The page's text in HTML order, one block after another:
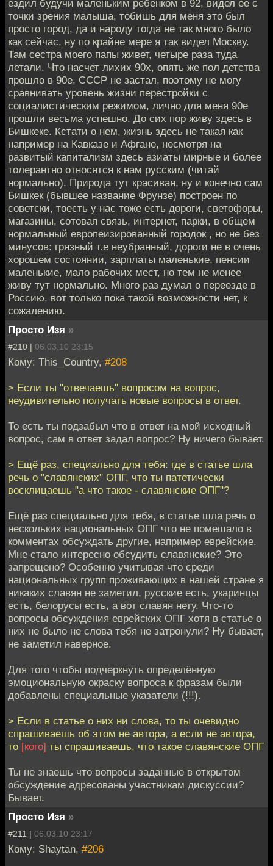
ездил будучи маленьким ребенком в 92, видел ее с
точки зрения малыша, тобишь для меня это был
просто город, да и народу тогда не так много было
как сейчас, ну по крайне мере я так видел Москву.
Там сестра моего папы живет, четыре раза туда
летали. Что насчет лихих 90х, опять же пол детства
прошло в 90е, СССР не застал, поэтому не могу
сравнивать уровень жизни перестройки с
социалистическим режимом, лично для меня 90е
прошли весьма успешно. До сих пор живу здесь в
Бишкеке. Кстати о нем, жизнь здесь не такая как
например на Кавказе и Афгане, несмотря на
развитый капитализм здесь азиаты мирные и более
толерантно относятся к нам русским (читай
нормально). Природа тут красивая, ну и конечно сам
Бишкек (бывшее название Фрунзе) построен по
советски, тоесть у нас тоже есть дороги, светофоры,
магазины, сотовая связь, интернет, парки, в общем
нормальный европеизированный городок , но не без
минусов: грязный т.е неубранный, дороги не в очень
хорошем состоянии, зарплаты маленькие, пенсии
маленькие, мало рабочих мест, но тем не менее
живу тут нормально. Много раз думал о переезде в
Россию, вот только пока такой возможности нет, к
сожалению.
Просто Изя »
#210 | 06.03.10 23:15
Кому: This_Country, #208
> Если ты "отвечаешь" вопросом на вопрос,
неудивительно получать новые вопросы в ответ.
То есть ты подзабыл что в ответ на мой исходный
вопрос, сам в ответ задал вопрос? Ну ничего бывает.
> Ещё раз, специально для тебя: где в статье шла
речь о "славянских" ОПГ, что ты патетически
восклицаешь "а что такое - славянские ОПГ"?
Ещё раз специально для тебя, в статье шла речь о
нескольких национальных ОПГ что не помешало в
комментах обсуждать другие, например еврейские.
Мне стало интересно обсудить славянские? Это
запрещено? Особенно учитывая что среди
национальных групп проживающих в нашей стране я
никаких славян не заметил, русские есть, укаринцы
есть, белорусы есть, а вот славян нету. Что-то
вопросы обсуждения еврейских ОПГ хотя в статье о
них не было не слова тебя не затронули? Ну бывает,
не заметил наверное.
Для того чтобы подчеркнуть определённую
эмоциональную окраску вопроса к фразам были
добавлены специальные указатели (!!!).
> Если в статье о них ни слова, то ты очевидно
спрашиваешь об этом не автора, а если не автора,
то [кого] ты спрашиваешь, что такое славянские ОПГ
Ты не знаешь что вопросы заданные в открытом
обсуждение адресованы участникам дискуссии?
Бывает.
Просто Изя »
#211 | 06.03.10 23:17
Кому: Shaytan, #206